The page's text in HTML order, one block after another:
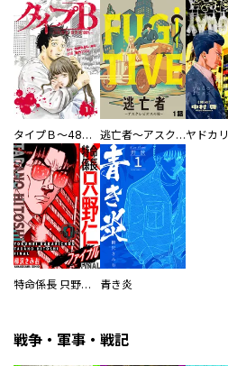
タイプＢ～48時間後、致死率100％～【単話】 逃亡者～アスクレピオスの杖～ヤドカリ
特命係長 只野仁ファイナル 愛蔵版 青き炎
戦争・軍事・戦記